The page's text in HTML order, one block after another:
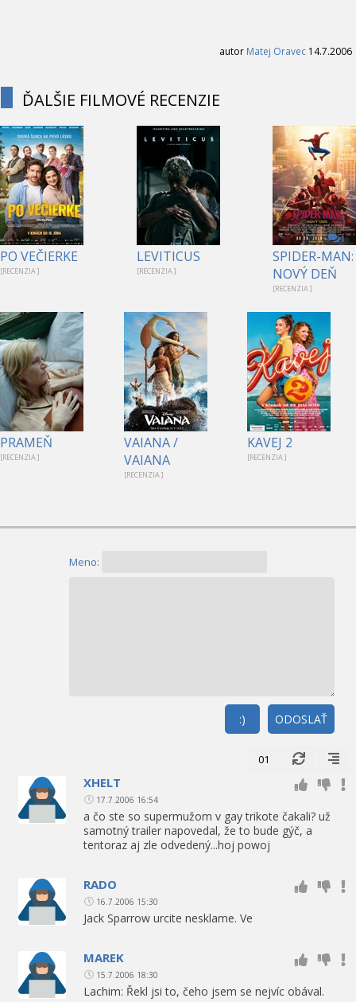
autor Matej Oravec 14.7.2006
ĎALŠIE FILMOVÉ RECENZIE
PO VEČIERKE
[RECENZIA ]
LEVITICUS
[RECENZIA ]
1
SPIDER-MAN:
NOVÝ DEŇ
[RECENZIA ]
PRAMEŇ
[RECENZIA ]
VAIANA /
VAIANA
[RECENZIA ]
KAVEJ 2
[RECENZIA ]
Meno:
ODOSLAŤ
:)
01
XHELT
17.7.2006 16:54
a čo ste so supermužom v gay trikote čakali? už
samotný trailer napovedal, že to bude gýč, a
tentoraz aj zle odvedený...hoj powoj
RADO
16.7.2006 15:30
Jack Sparrow urcite nesklame. Ve
MAREK
15.7.2006 18:30
Lachim: Řekl jsi to, čeho jsem se nejvíc obával.